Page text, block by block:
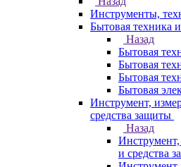
Инструменты,
Бытовая техника
Назад
Бытовая
Бытовая
Бытовая
Бытовая
Инструмент,
средства защиты
Назад
и средства